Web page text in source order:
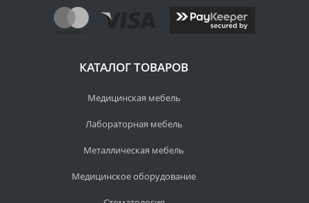
КАТАЛОГ ТОВАРОВ
Медицинская мебель
Лабораторная мебель
Металлическая мебель
Медицинское оборудование